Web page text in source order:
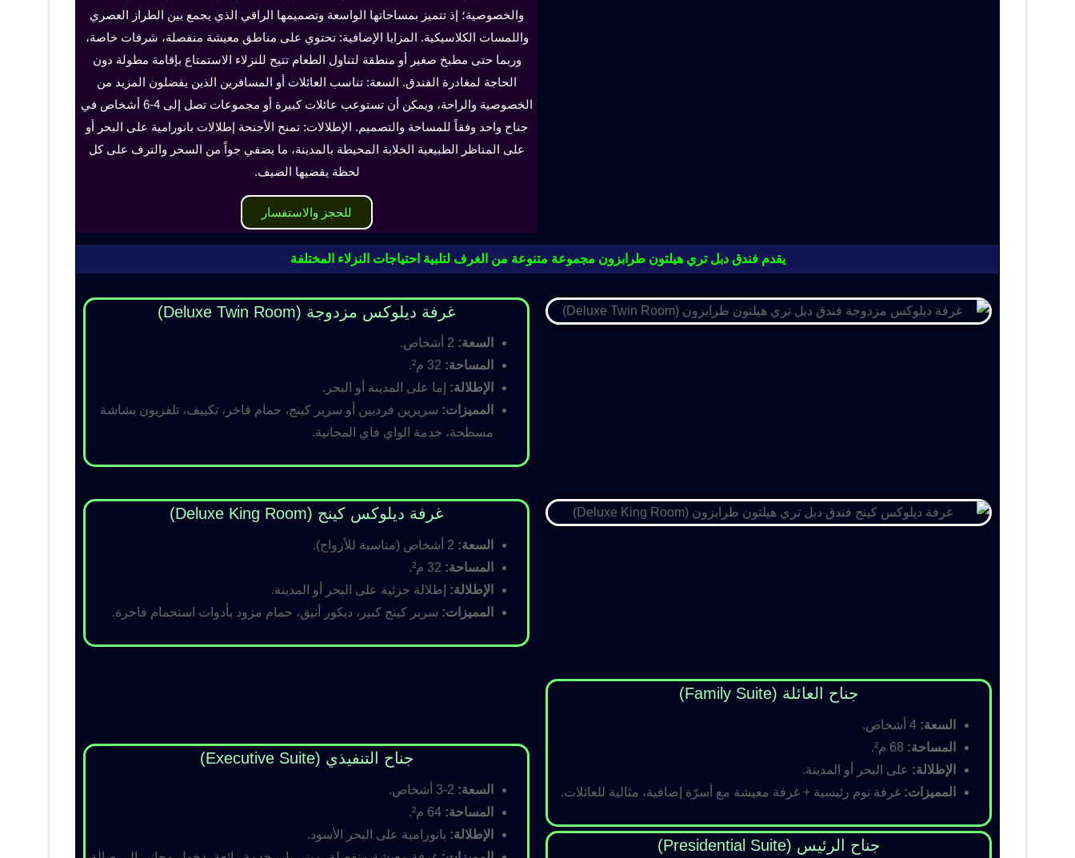
والخصوصية؛ إذ تتميز بمساحاتها الواسعة وتصميمها الراقي الذي يجمع بين الطراز العصري
واللمسات الكلاسيكية. المزايا الإضافية: تحتوي على مناطق معيشة منفصلة، شرفات خاصة،
وربما حتى مطبخ صغير أو منطقة لتناول الطعام تتيح للنزلاء الاستمتاع بإقامة مطولة دون
الحاجة لمغادرة الفندق. السعة: تناسب العائلات أو المسافرين الذين يفضلون المزيد من
الخصوصية والراحة، ويمكن أن تستوعب عائلات كبيرة أو مجموعات تصل إلى 4-6 أشخاص في
جناح واحد وفقاً للمساحة والتصميم. الإطلالات: تمنح الأجنحة إطلالات بانورامية على البحر أو
على المناظر الطبيعية الخلابة المحيطة بالمدينة، ما يضفي جواً من السحر والترف على كل
لحظة يقضيها الضيف.
للحجز والاستفسار
يقدم فندق دبل تري هيلتون طرابزون مجموعة متنوعة من الغرف لتلبية احتياجات النزلاء المختلفة
غرفة ديلوكس مزدوجة (Deluxe Twin Room)
السعة:
المساحة:
الإطلالة: إما على المدينة أو البحر.
المميزات: سريرين فرديين أو سرير كينج، حمام فاخر، تكييف، تلفزيون بشاشة
مسطحة، خدمة الواي فاي المجانية.
غرفة ديلوكس كينج (Deluxe King Room)
السعة:
المساحة:
الإطلالة: إطلالة جزئية على البحر أو المدينة.
المميزات: سرير كينج كبير، ديكور أنيق، حمام مزود بأدوات استحمام فاخرة.
جناح العائلة (Family Suite)
السعة:
المساحة:
الإطلالة: على البحر أو المدينة.
المميزات: غرفة نوم رئيسية + غرفة معيشة مع أسرّة إضافية، مثالية للعائلات.
جناح الرئيس (Presidential Suite)
جناح التنفيذي (Executive Suite)
السعة:
المساحة:
الإطلالة: بانورامية على البحر الأسود.